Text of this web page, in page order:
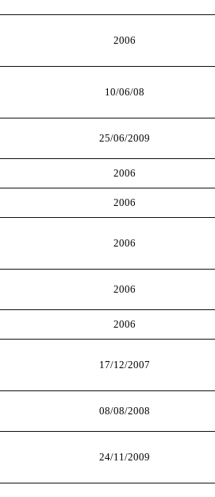
2006
10/06/08
25/06/2009
2006
2006
2006
2006
2006
17/12/2007
08/08/2008
24/11/2009